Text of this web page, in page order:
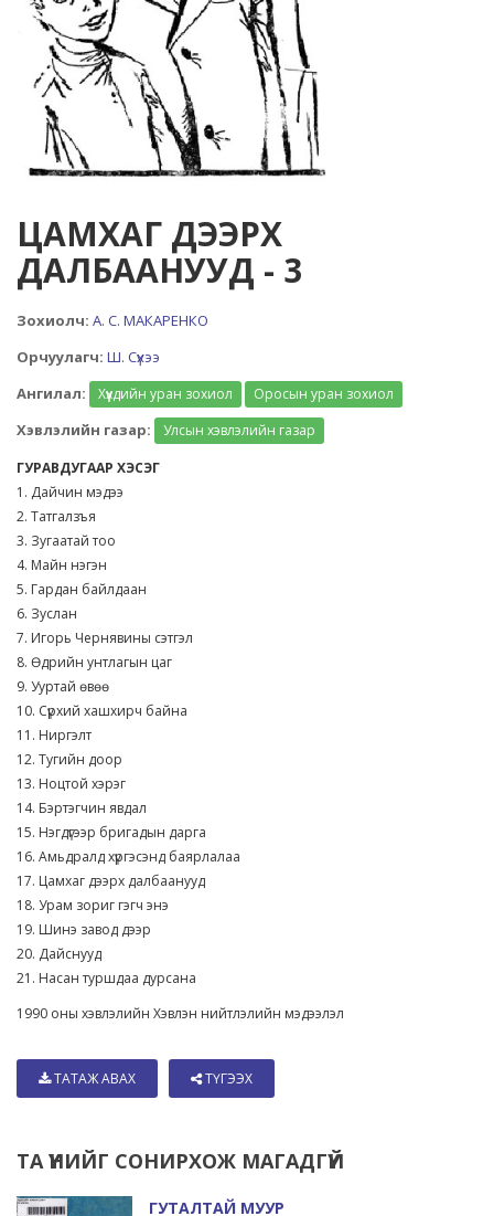
ЦАМХАГ ДЭЭРХ
ДАЛБААНУУД - 3
Зохиолч: А. С. МАКАРЕНКО
Орчуулагч: Ш. Сүхээ
Ангилал:
Хүүхдийн уран зохиол Оросын уран зохиол
Хэвлэлийн газар:
Улсын хэвлэлийн газар
ГУРАВДУГААР ХЭСЭГ
1. Дайчин мэдээ
2. Татгалзъя
3. Зугаатай тоо
4. Майн нэгэн
5. Гардан байлдаан
6. Зуслан
7. Игорь Чернявины сэтгэл
8. Өдрийн унтлагын цаг
9. Ууртай өвөө
10. Сүрхий хашхирч байна
11. Ниргэлт
12. Тугийн доор
13. Ноцтой хэрэг
14. Бэртэгчин явдал
15. Нэгдүгээр бригадын дарга
16. Амьдралд хүргэсэнд баярлалаа
17. Цамхаг дээрх далбаанууд
18. Урам зориг гэгч энэ
19. Шинэ завод дээр
20. Дайснууд
21. Насан туршдаа дурсана
1990 оны хэвлэлийн Хэвлэн нийтлэлийн мэдээлэл
ТАТАЖ АВАХ ТҮГЭЭХ
ТА ҮҮНИЙГ СОНИРХОЖ МАГАДГҮЙ
ГУТАЛТАЙ МУУР